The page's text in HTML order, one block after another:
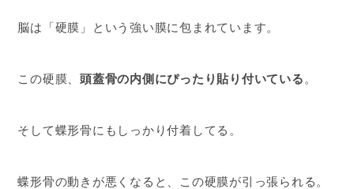
脳は「硬膜」という強い膜に包まれています。
この硬膜、頭蓋骨の内側にぴったり貼り付いている 。
そして蝶形骨にもしっかり付着してる。
蝶形骨の動きが悪くなると、この硬膜が引っ張られる。